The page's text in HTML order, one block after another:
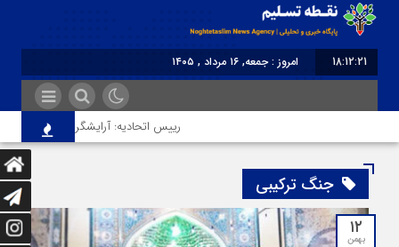
18:12:22
امروز : جمعه, ۱۶ مرداد , ۱۴۰۵
رییس اتحادیه: آرایشگر هتاک در قزوین
جنگ ترکیبی
۱۲
بهمن